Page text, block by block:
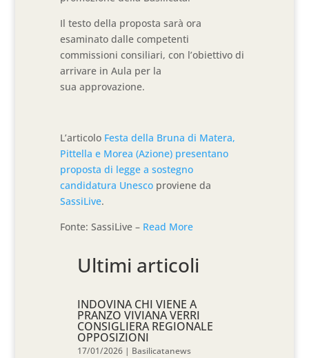
Il testo della proposta sarà ora
esaminato dalle competenti
commissioni consiliari, con l’obiettivo di
arrivare in Aula per la
sua approvazione.
L’articolo Festa della Bruna di Matera,
Pittella e Morea (Azione) presentano
proposta di legge a sostegno
candidatura Unesco proviene da
SassiLive.
Fonte: SassiLive – Read More
Ultimi articoli
INDOVINA CHI VIENE A
PRANZO VIVIANA VERRI
CONSIGLIERA REGIONALE
OPPOSIZIONI
17/01/2026 | Basilicatanews